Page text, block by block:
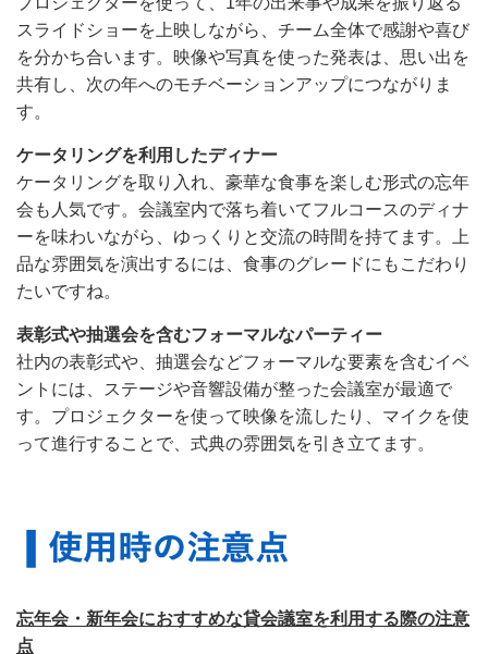
スライドショーを上映しながら、チーム全体で感謝や喜び
を分かち合います。映像や写真を使った発表は、思い出を
共有し、次の年へのモチベーションアップにつながりま
す。
ケータリングを利用したディナー
ケータリングを取り入れ、豪華な食事を楽しむ形式の忘年
会も人気です。会議室内で落ち着いてフルコースのディナ
ーを味わいながら、ゆっくりと交流の時間を持てます。上
品な雰囲気を演出するには、食事のグレードにもこだわり
たいですね。
表彰式や抽選会を含むフォーマルなパーティー
社内の表彰式や、抽選会などフォーマルな要素を含むイベ
ントには、ステージや音響設備が整った会議室が最適で
す。プロジェクターを使って映像を流したり、マイクを使
って進行することで、式典の雰囲気を引き立てます。
忘年会・新年会におすすめな貸会議室を利用する際の注意
点